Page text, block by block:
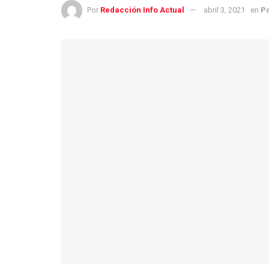
Por Redacción Info Actual abril 3, 2021 en